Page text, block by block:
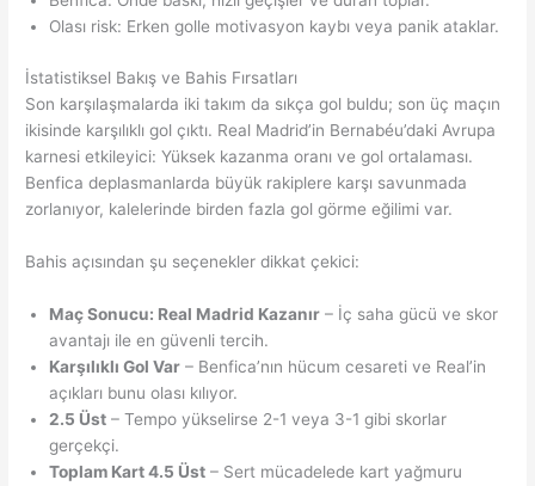
Olası risk: Erken golle motivasyon kaybı veya panik ataklar.
İstatistiksel Bakış ve Bahis Fırsatları
Son karşılaşmalarda iki takım da sıkça gol buldu; son üç maçın
ikisinde karşılıklı gol çıktı. Real Madrid’in Bernabéu’daki Avrupa
karnesi etkileyici: Yüksek kazanma oranı ve gol ortalaması.
Benfica deplasmanlarda büyük rakiplere karşı savunmada
zorlanıyor, kalelerinde birden fazla gol görme eğilimi var.
Bahis açısından şu seçenekler dikkat çekici:
Maç Sonucu: Real Madrid Kazanır – İç saha gücü ve skor
avantajı ile en güvenli tercih.
Karşılıklı Gol Var – Benfica’nın hücum cesareti ve Real’in
açıkları bunu olası kılıyor.
2.5 Üst – Tempo yükselirse 2-1 veya 3-1 gibi skorlar
gerçekçi.
Toplam Kart 4.5 Üst – Sert mücadelede kart yağmuru